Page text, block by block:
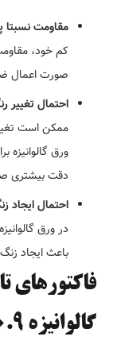
مقاومت نسبتا
کم خود،
صورت اعمال
احتمال تغییر
ممکن است
ورق گالوانیزه
دقت بیشتری
احتمال ایجاد
در ورق
باعث ایجاد
فاکتورهای
گالوانیزه 0.9 میل عرض1000 دشتستان